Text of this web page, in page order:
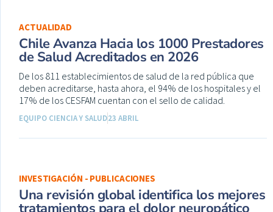
ACTUALIDAD
Chile Avanza Hacia los 1000 Prestadores
de Salud Acreditados en 2026
De los 811 establecimientos de salud de la red pública que
deben acreditarse, hasta ahora, el 94% de los hospitales y el
17% de los CESFAM cuentan con el sello de calidad.
EQUIPO CIENCIA Y SALUD23 ABRIL
INVESTIGACIÓN - PUBLICACIONES
Una revisión global identifica los mejores